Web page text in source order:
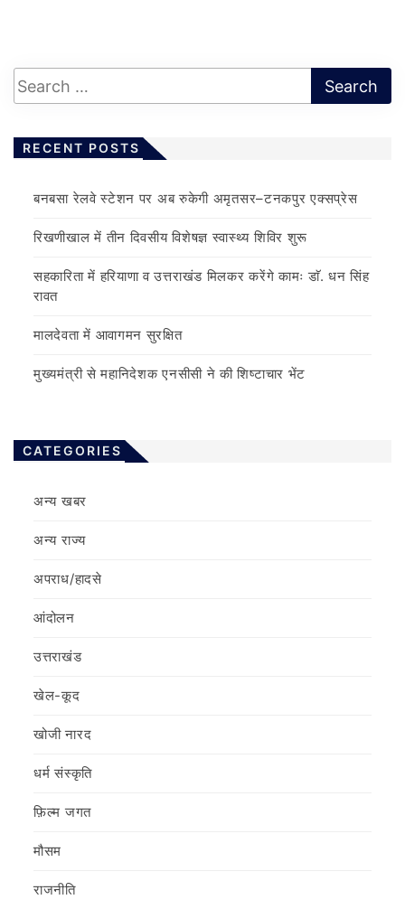
RECENT POSTS
बनबसा रेलवे स्टेशन पर अब रुकेगी अमृतसर–टनकपुर एक्सप्रेस
रिखणीखाल में तीन दिवसीय विशेषज्ञ स्वास्थ्य शिविर शुरू
सहकारिता में हरियाणा व उत्तराखंड मिलकर करेंगे कामः डाॅ. धन सिंह
रावत
मालदेवता में आवागमन सुरक्षित
मुख्यमंत्री से महानिदेशक एनसीसी ने की शिष्टाचार भेंट
CATEGORIES
अन्य खबर
अन्य राज्य
अपराध/हादसे
आंदोलन
उत्तराखंड
खेल-कूद
खोजी नारद
धर्म संस्कृति
फ़िल्‍म जगत
मौसम
राजनीति